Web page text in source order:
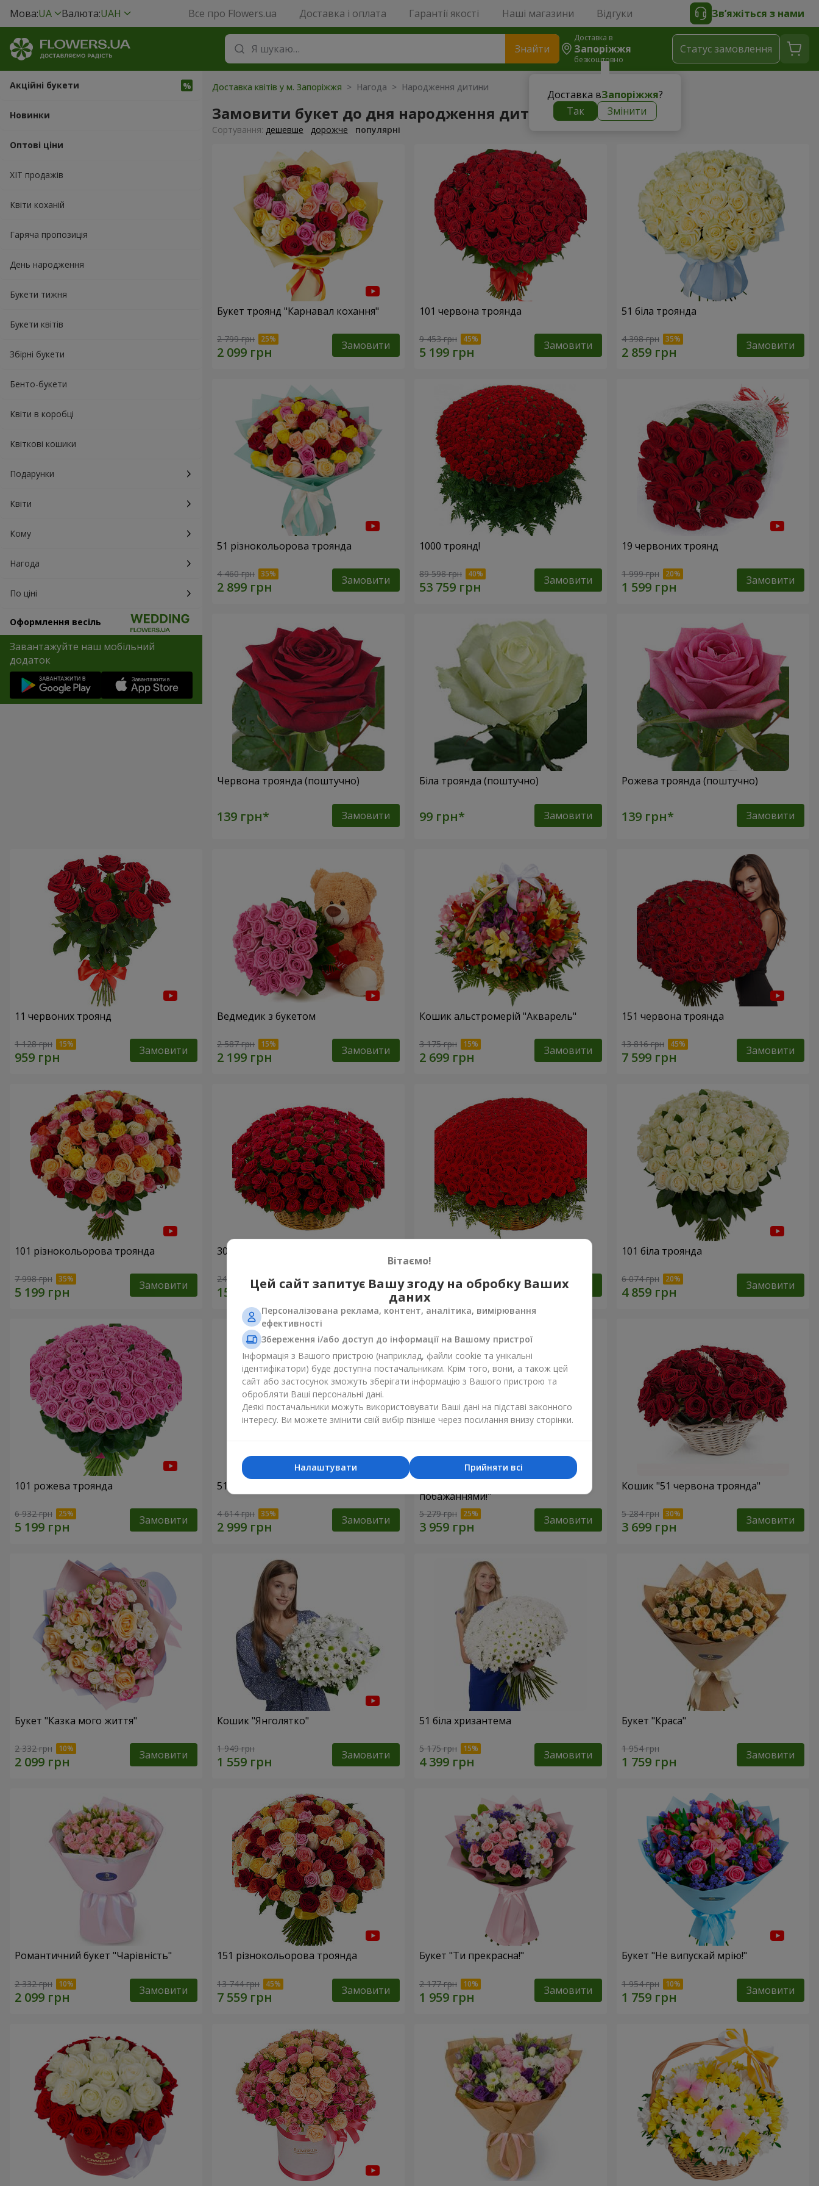
Мова:UA Валюта:UAH Все про Flowers.ua Доставка і оплата Гарантії якості Наші магазини Відгуки Зв’яжіться з нами
Знайти
Доставка в
Запоріжжя
безкоштовно
Доставка вЗапоріжжя?
Так
Змінити
Статус замовлення
Акційні букети
Новинки
Оптові ціни
ХІТ продажів
Квіти коханій
Гаряча пропозиція
День народження
Букети тижня
Букети квітів
Збірні букети
Бенто-букети
Квіти в коробці
Квіткові кошики
Подарунки
Квіти
Кому
Нагода
По ціні
Оформлення весіль
Завантажуйте наш мобільний
додаток
Доставка квітів у м. Запоріжжя > Нагода > Народження дитини
Замовити букет до дня народження дитини
Сортування: дешевше дорожче популярні
Букет троянд "Карнавал кохання"
2 799 грн Замовити
101 червона троянда
9 453 грн Замовити
51 біла троянда
4 398 грн Замовити
51 різнокольорова троянда
4 460 грн Замовити
1000 троянд!
89 598 грн Замовити
19 червоних троянд
1 999 грн Замовити
Червона троянда (поштучно)
Замовити
Біла троянда (поштучно)
Замовити
Рожева троянда (поштучно)
Замовити
11 червоних троянд
1 128 грн Замовити
Ведмедик з букетом
2 587 грн Замовити
Кошик альстромерій "Акварель"
3 175 грн Замовити
151 червона троянда
13 816 грн Замовити
101 різнокольорова троянда
7 998 грн Замовити
301 червона троянда
24 398 грн Замовити 48 835 грн Замовити
101 біла троянда
6 074 грн Замовити
101 рожева троянда
6 932 грн Замовити
51 рожева троянда
4 614 грн Замовити
побажаннями!"
5 279 грн Замовити
Кошик "51 червона троянда"
5 284 грн Замовити
Букет "Казка мого життя"
2 332 грн Замовити
Кошик "Янголятко"
1 949 грн Замовити
51 біла хризантема
5 175 грн Замовити
Букет "Краса"
1 954 грн Замовити
Романтичний букет "Чарівність"
2 332 грн Замовити
151 різнокольорова троянда
13 744 грн Замовити
Букет "Ти прекрасна!"
2 177 грн Замовити
Букет "Не випускай мрію!"
1 954 грн Замовити
Вітаємо!
Цей сайт запитує Вашу згоду на обробку Ваших
даних
Персоналізована реклама, контент, аналітика, вимірювання
ефективності
Збереження і/або доступ до інформації на Вашому пристрої
Інформація з Вашого пристрою (наприклад, файли cookie та унікальні
ідентифікатори) буде доступна постачальникам. Крім того, вони, а також цей
сайт або застосунок зможуть зберігати інформацію з Вашого пристрою та
обробляти Ваші персональні дані.
Деякі постачальники можуть використовувати Ваші дані на підставі законного
інтересу. Ви можете змінити свій вибір пізніше через посилання внизу сторінки.
Прийняти всі
Налаштувати